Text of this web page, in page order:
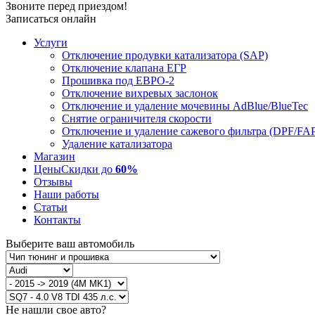
Звоните перед приездом!
Записаться онлайн
Услуги
Отключение продувки катализатора (SAP)
Отключение клапана ЕГР
Прошивка под ЕВРО-2
Отключение вихревых заслонок
Отключение и удаление мочевины AdBlue/BlueTec
Снятие ограничителя скорости
Отключение и удаление сажевого фильтра (DPF/
Удаление катализатора
Магазин
ЦеныСкидки до 60%
Отзывы
Наши работы
Статьи
Контакты
Выберите ваш автомобиль
Не нашли свое авто?